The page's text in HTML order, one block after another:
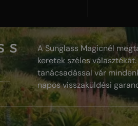
A Sunglass Magicnél
keretek széles
tanácsadással vár
napos visszaküldési